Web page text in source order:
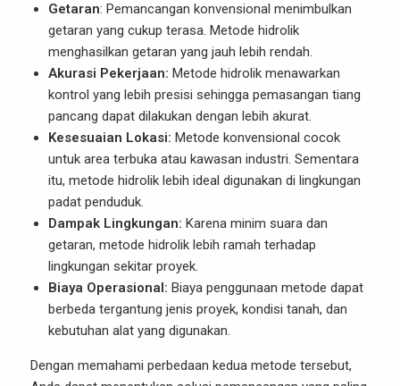
Getaran: Pemancangan konvensional menimbulkan
getaran yang cukup terasa. Metode hidrolik
menghasilkan getaran yang jauh lebih rendah.
Akurasi Pekerjaan: Metode hidrolik menawarkan
kontrol yang lebih presisi sehingga pemasangan tiang
pancang dapat dilakukan dengan lebih akurat.
Kesesuaian Lokasi: Metode konvensional cocok
untuk area terbuka atau kawasan industri. Sementara
itu, metode hidrolik lebih ideal digunakan di lingkungan
padat penduduk.
Dampak Lingkungan: Karena minim suara dan
getaran, metode hidrolik lebih ramah terhadap
lingkungan sekitar proyek.
Biaya Operasional: Biaya penggunaan metode dapat
berbeda tergantung jenis proyek, kondisi tanah, dan
kebutuhan alat yang digunakan.
Dengan memahami perbedaan kedua metode tersebut,